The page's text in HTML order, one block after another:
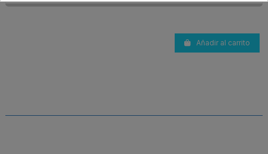
Añadir al carrito